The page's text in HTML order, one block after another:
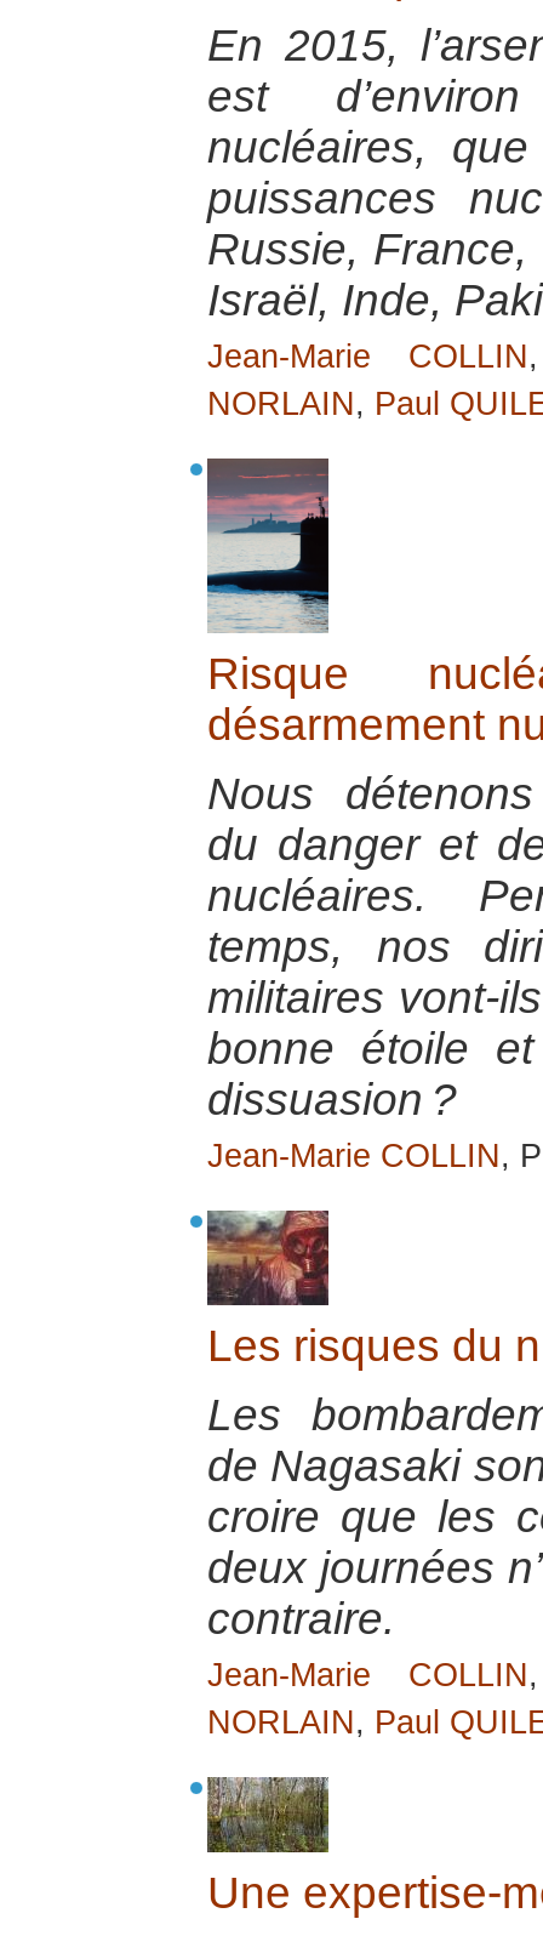
En 2015,
est
nucléaires,
puissances
Russie,
Israël, Inde,
Jean-Marie COLLIN
NORLAIN, Paul
Risque
désarmement
Nous
du danger et
nucléaires.
temps, nos
militaires vont-
bonne étoile
dissuasion ?
Jean-Marie COLLIN,
Les risques du
Les
de Nagasaki
croire que les
deux journées
contraire.
Jean-Marie COLLIN
NORLAIN, Paul
Une expertise-